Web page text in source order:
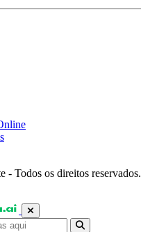
- Todos os direitos reservados.